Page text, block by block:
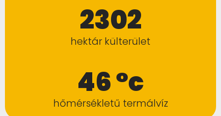
2302
hektár külterület
46 °c
hőmérsékletű termálvíz